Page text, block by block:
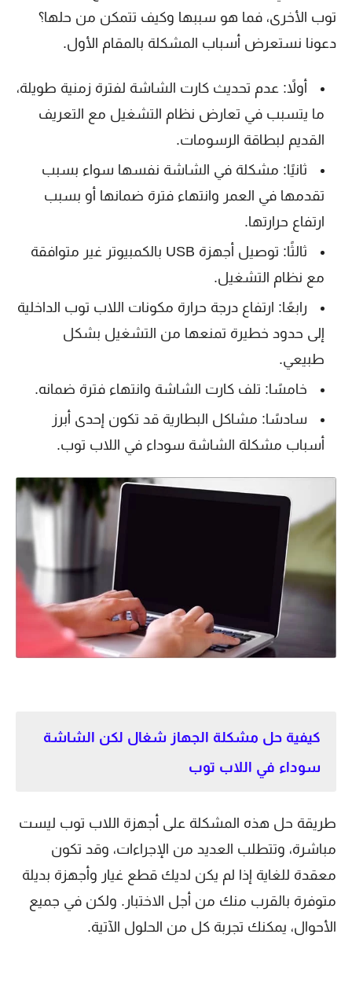
توب الأخرى، فما هو سببها وكيف تتمكن من حلها؟
دعونا نستعرض أسباب المشكلة بالمقام الأول.
أولاً: عدم تحديث كارت الشاشة لفترة زمنية طويلة،
ما يتسبب في تعارض نظام التشغيل مع التعريف
القديم لبطاقة الرسومات.
ثانيًا: مشكلة في الشاشة نفسها سواء بسبب
تقدمها في العمر وانتهاء فترة ضمانها أو بسبب
ارتفاع حرارتها.
ثالثًا: توصيل أجهزة USB بالكمبيوتر غير متوافقة
مع نظام التشغيل.
رابعًا: ارتفاع درجة حرارة مكونات اللاب توب الداخلية
إلى حدود خطيرة تمنعها من التشغيل بشكل
طبيعي.
خامسًا: تلف كارت الشاشة وانتهاء فترة ضمانه.
سادسًا: مشاكل البطارية قد تكون إحدى أبرز
أسباب مشكلة الشاشة سوداء في اللاب توب.
كيفية حل مشكلة الجهاز شغال لكن الشاشة
سوداء في اللاب توب
طريقة حل هذه المشكلة على أجهزة اللاب توب ليست
مباشرة، وتتطلب العديد من الإجراءات، وقد تكون
معقدة للغاية إذا لم يكن لديك قطع غيار وأجهزة بديلة
متوفرة بالقرب منك من أجل الاختبار. ولكن في جميع
الأحوال، يمكنك تجربة كل من الحلول الآتية.